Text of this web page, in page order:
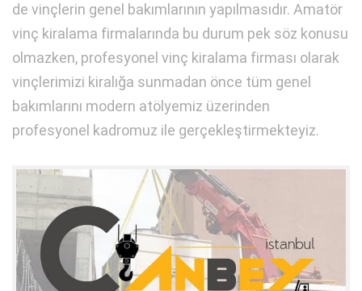
de vinçlerin genel bakımlarının yapılmasıdır. Amatör
vinç kiralama firmalarında bu durum pek söz konusu
olmazken, profesyonel vinç kiralama firması olarak
vinçlerimizi kiralığa sunmadan önce tüm genel
bakımlarını modern atölyemiz üzerinden
profesyonel kadromuz ile gerçekleştirmekteyiz.